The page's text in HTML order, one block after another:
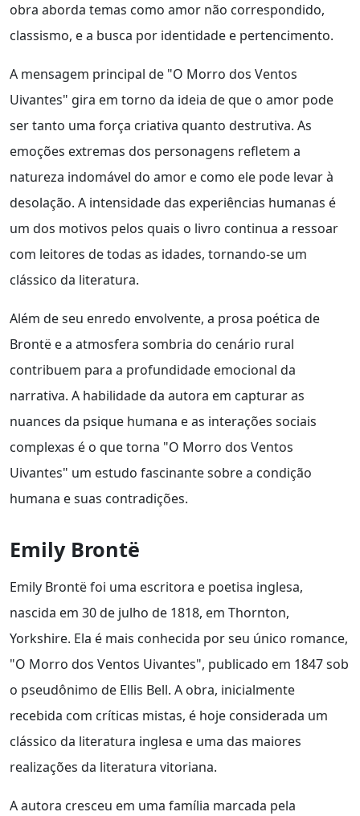
obra aborda temas como amor não correspondido,
classismo, e a busca por identidade e pertencimento.
A mensagem principal de "O Morro dos Ventos
Uivantes" gira em torno da ideia de que o amor pode
ser tanto uma força criativa quanto destrutiva. As
emoções extremas dos personagens refletem a
natureza indomável do amor e como ele pode levar à
desolação. A intensidade das experiências humanas é
um dos motivos pelos quais o livro continua a ressoar
com leitores de todas as idades, tornando-se um
clássico da literatura.
Além de seu enredo envolvente, a prosa poética de
Brontë e a atmosfera sombria do cenário rural
contribuem para a profundidade emocional da
narrativa. A habilidade da autora em capturar as
nuances da psique humana e as interações sociais
complexas é o que torna "O Morro dos Ventos
Uivantes" um estudo fascinante sobre a condição
humana e suas contradições.
Emily Brontë
Emily Brontë foi uma escritora e poetisa inglesa,
nascida em 30 de julho de 1818, em Thornton,
Yorkshire. Ela é mais conhecida por seu único romance,
"O Morro dos Ventos Uivantes", publicado em 1847 sob
o pseudônimo de Ellis Bell. A obra, inicialmente
recebida com críticas mistas, é hoje considerada um
clássico da literatura inglesa e uma das maiores
realizações da literatura vitoriana.
A autora cresceu em uma família marcada pela